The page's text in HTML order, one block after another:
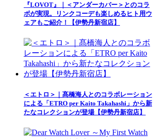
『LOVOT』｜＜アンダーカバー＞とのコラ
ボが実現。リンクコーデも楽しめるヒト用ウ
ェアもご紹介！【伊勢丹新宿店】
＜エトロ＞｜髙橋海人とのコラボレーション
による「ETRO per Kaito Takahashi」から新
たなコレクションが登場【伊勢丹新宿店】